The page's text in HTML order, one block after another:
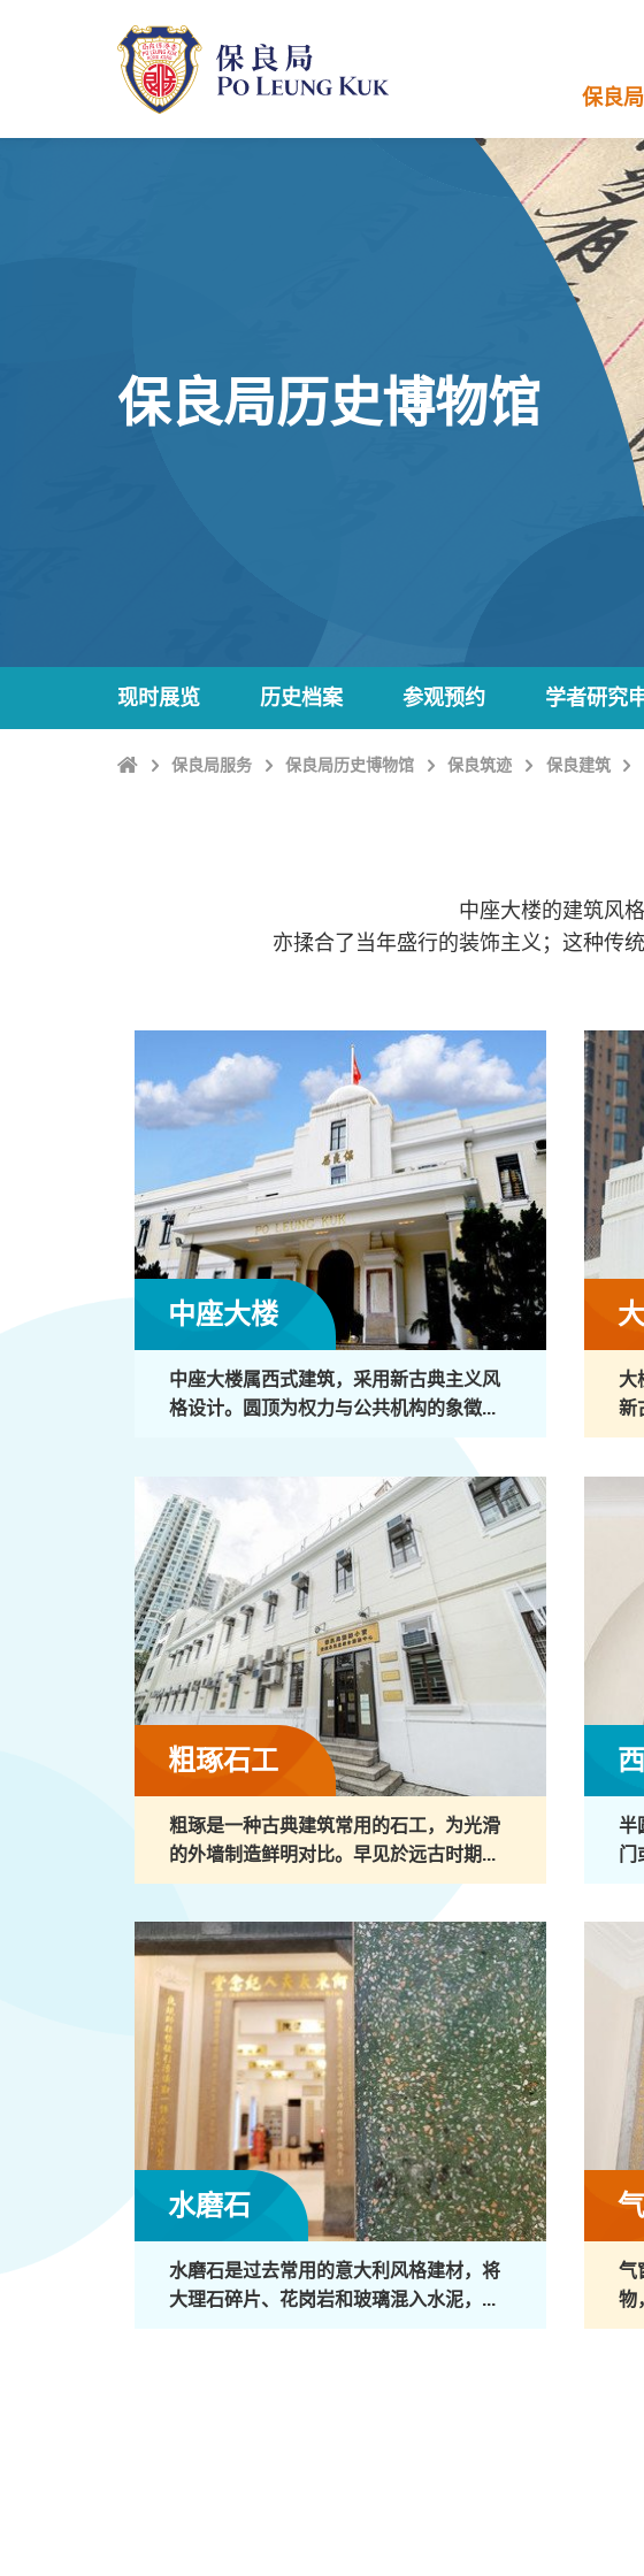
保良
保良局历史博物馆
现时展览 历史档案 参观预约 学者研究
Home保良局服务 保良局历史博物馆 保良筑迹 保良建筑
中座大楼的建筑风
亦揉合了当年盛行的装饰主义；这种传
中座大楼
中座大楼属西式建筑，采用新古典主义风
格设计。圆顶为权力与公共机构的象徵...
大
新
粗琢石工
粗琢是一种古典建筑常用的石工，为光滑
的外墙制造鲜明对比。早见於远古时期...
半
门
水磨石
水磨石是过去常用的意大利风格建材，将
大理石碎片、花岗岩和玻璃混入水泥，...
气
物